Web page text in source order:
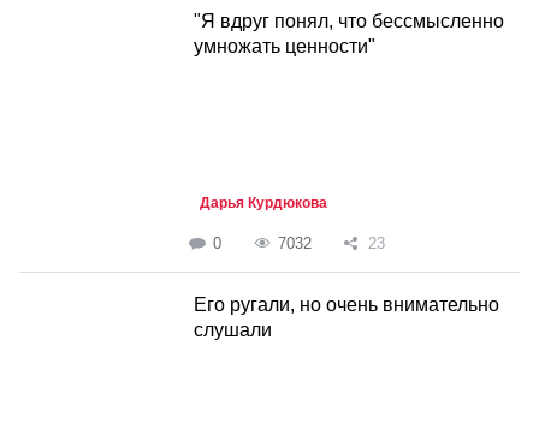
"Я вдруг понял, что бессмысленно
умножать ценности"
Дарья Курдюкова
0 7032 23
Его ругали, но очень внимательно
слушали